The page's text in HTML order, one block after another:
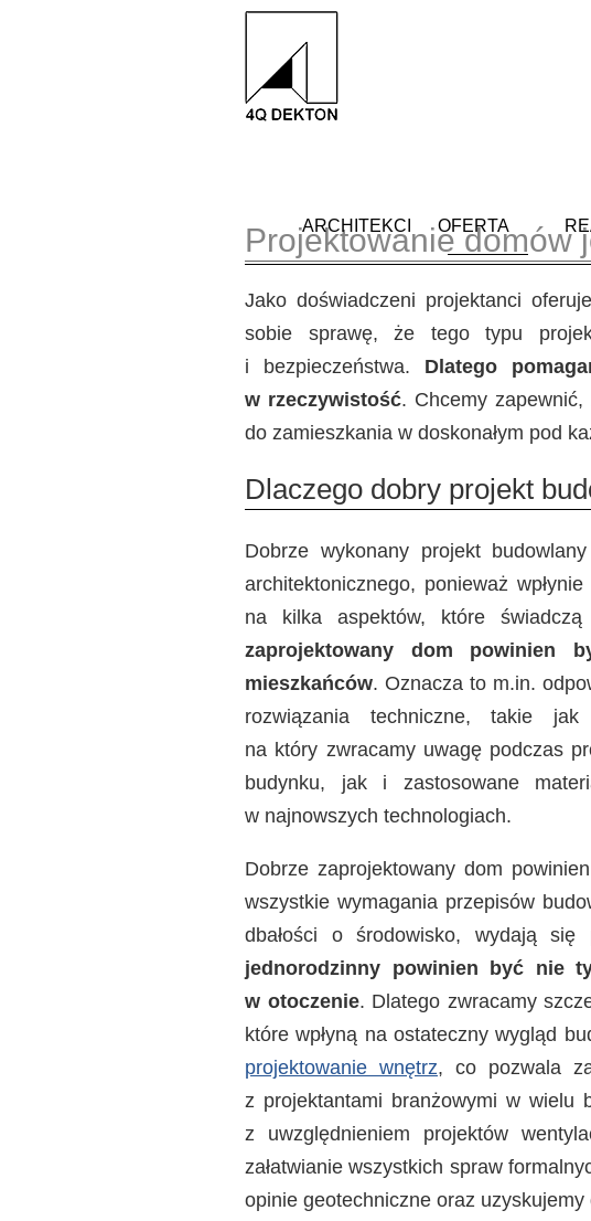
ARCHITEKCI OFERTA
Projektowanie domów
Jako doświadczeni projektanci
sobie sprawę, że tego typu
i bezpieczeństwa. Dlatego
w rzeczywistość. Chcemy
do zamieszkania w doskonałym pod
Dlaczego dobry projekt
Dobrze wykonany projekt
architektonicznego, ponieważ
na kilka aspektów, które
zaprojektowany dom powinien
mieszkańców. Oznacza to m.in.
rozwiązania techniczne, takie
na który zwracamy uwagę podczas
budynku, jak i zastosowane
w najnowszych technologiach.
Dobrze zaprojektowany dom
wszystkie wymagania przepisów
dbałości o środowisko, wydają się
jednorodzinny powinien być nie
w otoczenie. Dlatego zwracamy
które wpłyną na ostateczny wygląd
projektowanie wnętrz, co pozwala
z projektantami branżowymi w wielu
z uwzględnieniem projektów
załatwianie wszystkich spraw
opinie geotechniczne oraz